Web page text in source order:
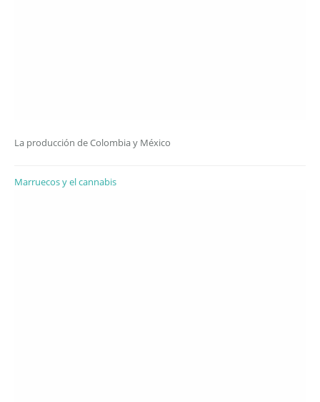
La producción de Colombia y México
Marruecos y el cannabis